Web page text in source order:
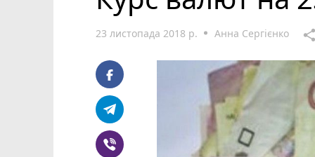
23 листопада 2018 р. Анна Сергієнко